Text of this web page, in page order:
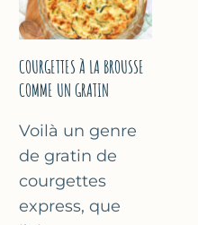
–
COMME
MARSEILLE
COURGETTES À LA BROUSSE
COMME UN GRATIN
Voilà un genre
de gratin de
courgettes
express, que